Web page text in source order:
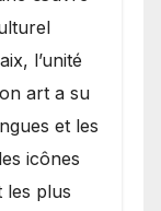
l’unité
art a su
et les
icônes
les plus